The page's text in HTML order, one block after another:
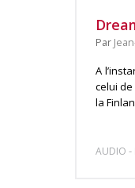
Par
A
celui de
la
AUDIO -